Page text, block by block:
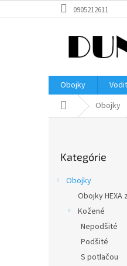
na
0905212611
Obojky
Domov Obojky
kategórie
Kategórie
Obojky
Obojky
Kožené
Nepodšité
Podšité
S potlačou